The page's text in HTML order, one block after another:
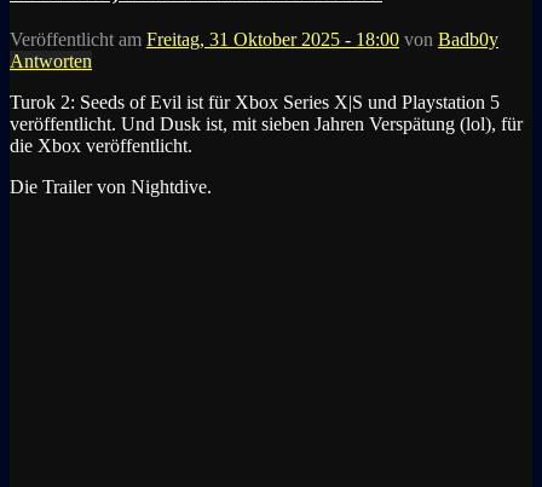
Veröffentlicht am Freitag, 31 Oktober 2025 - 18:00 von Badb0y
Antworten
Turok 2: Seeds of Evil ist für Xbox Series X|S und Playstation 5
veröffentlicht. Und Dusk ist, mit sieben Jahren Verspätung (lol), für
die Xbox veröffentlicht.
Die Trailer von Nightdive.